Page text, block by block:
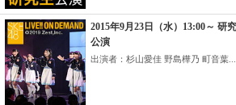
2015年9月23日（水）13:00～ 研
公演
出演者：杉山愛佳 野島樺乃 町音葉...